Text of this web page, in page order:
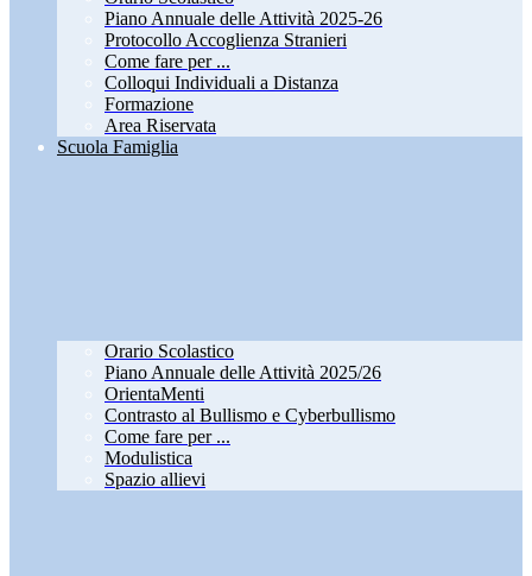
Piano Annuale delle Attività 2025-26
Protocollo Accoglienza Stranieri
Come fare per ...
Colloqui Individuali a Distanza
Formazione
Area Riservata
Scuola Famiglia
Orario Scolastico
Piano Annuale delle Attività 2025/26
OrientaMenti
Contrasto al Bullismo e Cyberbullismo
Come fare per ...
Modulistica
Spazio allievi